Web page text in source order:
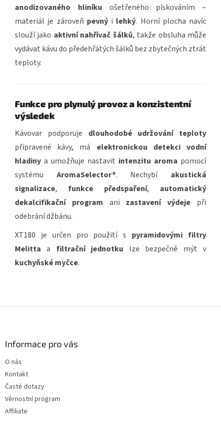
anodizovaného hliníku ošetřeného pískováním –
materiál je zároveň pevnýi lehký. Horní plocha navíc
slouží jako aktivní nahřívač šálků, takže obsluha může
vydávat kávu do předehřátých šálků bez zbytečných ztrát
teploty.
Funkce pro plynulý provoz a konzistentní
výsledek
Kávovar podporuje dlouhodobé udržování teploty
připravené kávy, má elektronickou detekci vodní
hladiny a umožňuje nastavit intenzitu aroma pomocí
systému AromaSelector®. Nechybí akustická
signalizace, funkce předspaření, automatický
dekalcifikační program ani zastavení výdeje při
odebrání džbánu.
XT180 je určen pro použití s pyramidovými filtry
Melitta a filtrační jednotku lze bezpečně mýt v
kuchyňské myčce.
Informace pro vás
O nás
Kontakt
Časté dotazy
Věrnostní program
Affiliate